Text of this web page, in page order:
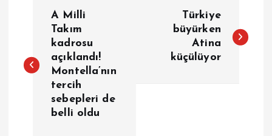
z
A Milli
Takım
kadrosu
açıklandı!
Montella’nın
tercih
sebepleri de
belli oldu
Türkiye
büyürken
Atina
küçülüyor